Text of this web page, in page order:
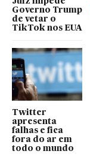
Governo Trump
de vetar o
TikTok nos EUA
Twitter
apresenta
falhas e fica
fora do ar em
todo o mundo